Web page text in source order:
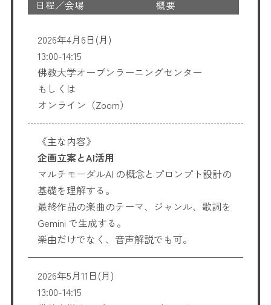
日程／会場 概要
2026年4月6日(月)
13:00-14:15
佛教大学オープンラーニングセンター
もしくは
オンライン（Zoom）
《主な内容》
企画立案とAI活用
マルチモーダルAI の概念とプロンプト設計の
基礎を理解する。
最終作品の楽曲のテーマ、ジャンル、歌詞を
Gemini で生成する。
楽曲だけでなく、音声解説でも可。
2026年5月11日(月)
13:00-14:15